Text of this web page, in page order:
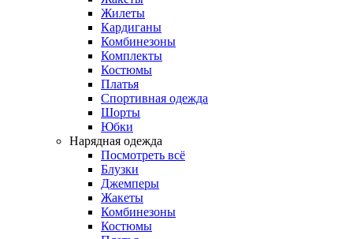
Жилеты
Кардиганы
Комбинезоны
Комплекты
Костюмы
Платья
Спортивная одежда
Шорты
Юбки
Нарядная одежда
Посмотреть всё
Блузки
Джемперы
Жакеты
Комбинезоны
Костюмы